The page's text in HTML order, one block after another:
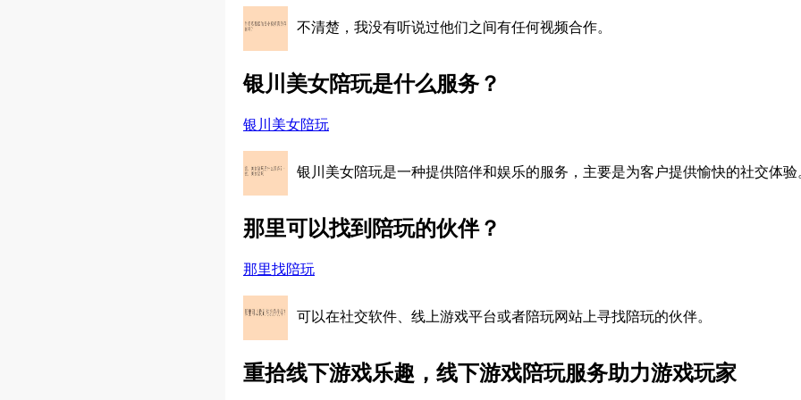
不清楚，我没有听说过他们之间有任何视频合作。
银川美女陪玩是什么服务？
银川美女陪玩
银川美女陪玩是一种提供陪伴和娱乐的服务，主要是为客户提供愉快的社交体验
那里可以找到陪玩的伙伴？
那里找陪玩
可以在社交软件、线上游戏平台或者陪玩网站上寻找陪玩的伙伴。
重拾线下游戏乐趣，线下游戏陪玩服务助力游戏玩家